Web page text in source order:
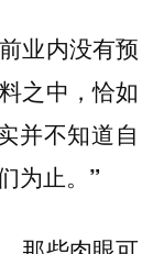
业内没有预
之中，恰如
并不知道自
为止。”